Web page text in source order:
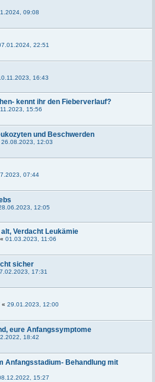
09:08
22:51
16:43
kennt ihr den Fieberverlauf?
15:56
und Beschwerden
26.08.2023, 12:03
07:44
12:05
Verdacht Leukämie
« 01.03.2023, 11:06
sicher
17:31
« 29.01.2023, 12:00
eure Anfangssymptome
18:42
Anfangsstadium- Behandlung mit
15:27